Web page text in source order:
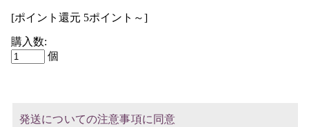
[ポイント還元 5ポイント～]
購入数:
個
発送についての注意事項に同意